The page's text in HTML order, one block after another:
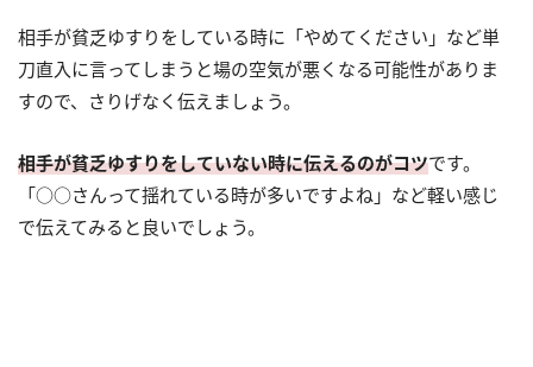
相手が貧乏ゆすりをしている時に「やめてください」など単
刀直入に言ってしまうと場の空気が悪くなる可能性がありま
すので、さりげなく伝えましょう。
相手が貧乏ゆすりをしていない時に伝えるのがコツです。
「○○さんって揺れている時が多いですよね」など軽い感じ
で伝えてみると良いでしょう。